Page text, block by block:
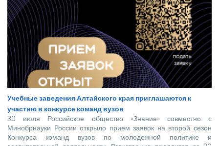
Учебные заведения Алтайского края приглашаются к
участию в конкурсе команд вузов
30 июля Российское общество «Знание» совместно с
Минобрнауки России открыло прием заявок на второй сезон
Конкурса команд вузов по молодежной политике и